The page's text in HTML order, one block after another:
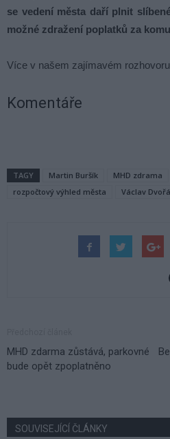
se vedení města daří plnit
možné zdražení poplatků za
Více v našem zajímavém
Komentáře
TAGY Martin Buršík MHD zdrama
rozpočtový výhled města
Václav
MHD zdarma zůstává, parkovné
bude opět zpoplatněno
SOUVISEJÍCÍ ČLÁNKY